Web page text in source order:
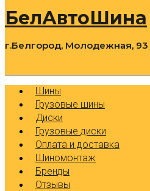
БелАвтоШина
г.Белгород, Молодежная, 93
Шины
Грузовые шины
Диски
Грузовые диски
Оплата и доставка
Шиномонтаж
Бренды
Отзывы